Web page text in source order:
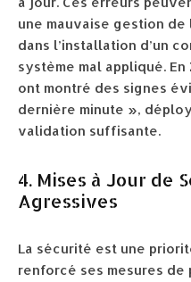
une mauvaise gestion
dans l’installation d’un
système mal appliqué. En
ont montré des signes
dernière minute »,
validation suffisante.
4. Mises à Jour de
Agressives
La sécurité est une
renforcé ses mesures